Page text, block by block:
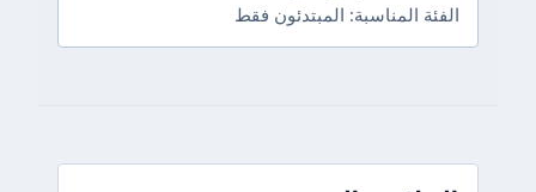
المناسبة: المبتدئون فقط